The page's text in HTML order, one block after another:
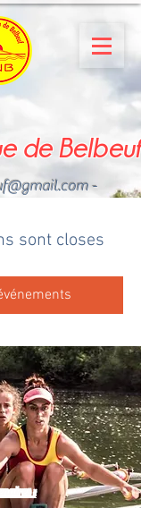
de Belbeuf
-
sont closes
: